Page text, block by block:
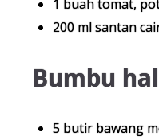
1 buah tomat,
200 ml santan
Bumbu
5 butir bawang